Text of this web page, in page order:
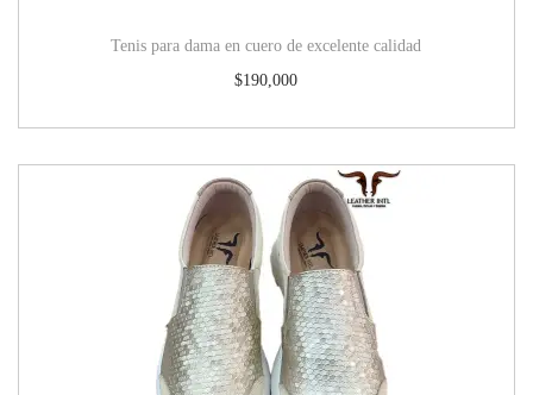
Tenis para dama en cuero de excelente calidad
$190,000